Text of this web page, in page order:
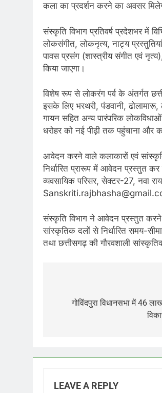
कला का प्रदर्शन करने का अवसर
संस्कृति विभाग प्रतिवर्ष प्रदेशभर में
लोकसंगीत, लोकनृत्य, नाट्य
पावस प्रसंग (शास्त्रीय संगीत एवं
किया जाएगा।
विशेष रूप से लोकरंग पर्व के अंतर्गत
इसके लिए भरथरी, पंडवानी,
गायन सहित अन्य पारंपरिक
धरोहर को नई पीढ़ी तक पहुंचाना और
आवेदन करने वाले कलाकारों एवं
निर्धारित प्रारूप में आवेदन प्रस्तुत
व्यवसायिक परिसर, सेक्टर-27, नवा
संस्कृति विभाग ने आवेदन प्रस्तुत करने
सांस्कृतिक दलों से निर्धारित समय-
तथा छत्तीसगढ़ की गौरवशाली
navigation
गोविंदपुरा विधानसभा में 46
LEAVE A REPLY